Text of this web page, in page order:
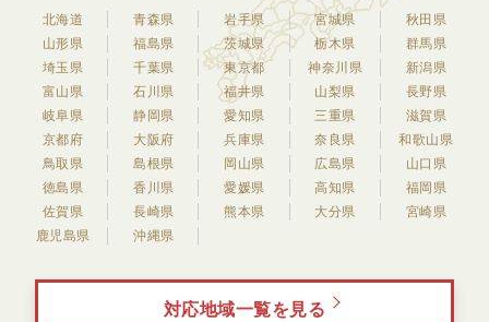
北海道 青森県 岩手県 宮城県
秋田県
山形県
福島県 茨城県 栃木県
群馬県
埼玉県
千葉県 東京都 神奈川県
新潟県
富山県
石川県 福井県 山梨県
長野県
岐阜県
静岡県 愛知県 三重県
滋賀県
京都府
大阪府 兵庫県 奈良県
和歌山県
鳥取県
島根県 岡山県 広島県
山口県
徳島県
香川県 愛媛県 高知県
福岡県
佐賀県
長崎県 熊本県 大分県
宮崎県
鹿児島県
沖縄県
対応地域一覧を見る